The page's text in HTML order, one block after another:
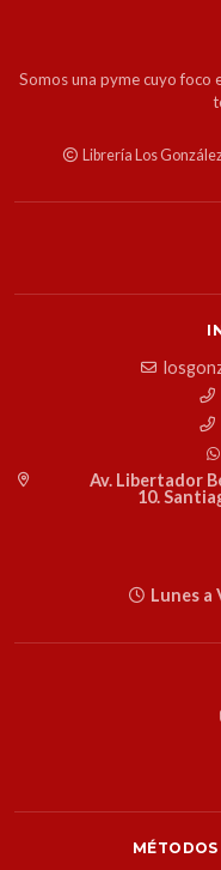
Somos una pyme cuyo foco
Librería Los
Av. Libertador
10.
Lunes a